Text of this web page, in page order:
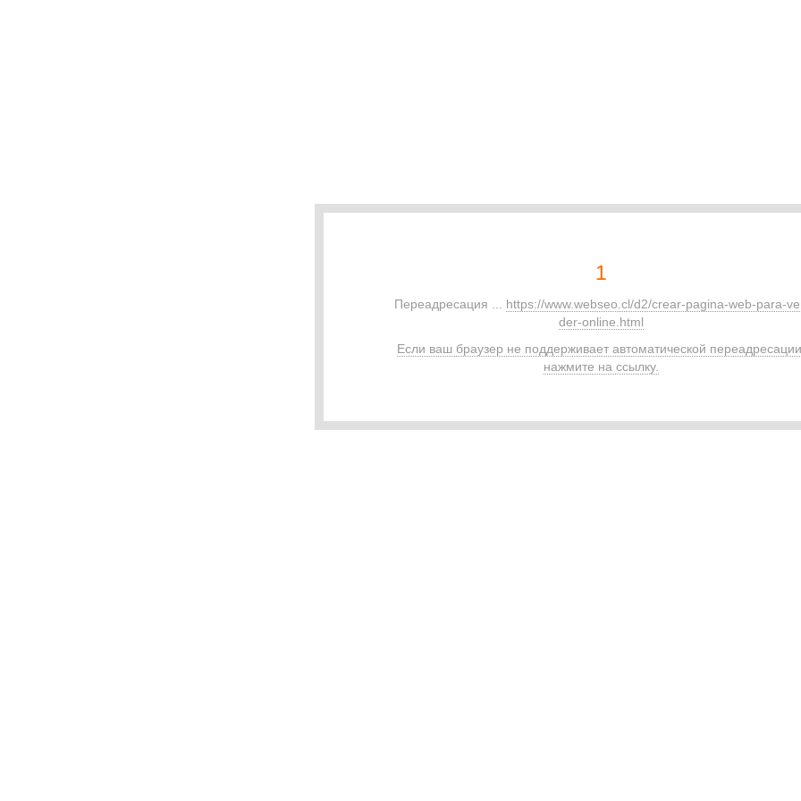
1
Переадресация ... https://www.webseo.cl/d2/crear-pagina-web-para-
der-online.html
Если ваш браузер не поддерживает автоматической
нажмите на ссылку.